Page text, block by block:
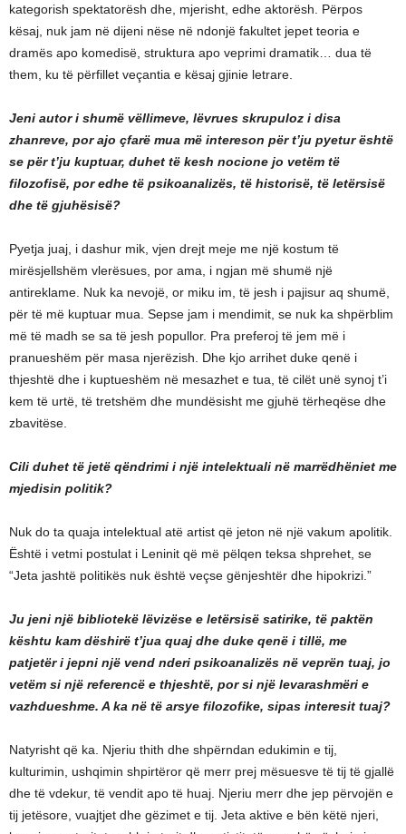
kategorish spektatorësh dhe, mjerisht, edhe aktorësh. Përpos
kësaj, nuk jam në dijeni nëse në ndonjë fakultet jepet teoria e
dramës apo komedisë, struktura apo veprimi dramatik… dua të
them, ku të përfillet veçantia e kësaj gjinie letrare.
Jeni autor i shumë vëllimeve, lëvrues skrupuloz i disa
zhanreve, por ajo çfarë mua më intereson për t’ju pyetur është
se për t’ju kuptuar, duhet të kesh nocione jo vetëm të
filozofisë, por edhe të psikoanalizës, të historisë, të letërsisë
dhe të gjuhësisë?
Pyetja juaj, i dashur mik, vjen drejt meje me një kostum të
mirësjellshëm vlerësues, por ama, i ngjan më shumë një
antireklame. Nuk ka nevojë, or miku im, të jesh i pajisur aq shumë,
për të më kuptuar mua. Sepse jam i mendimit, se nuk ka shpërblim
më të madh se sa të jesh popullor. Pra preferoj të jem më i
pranueshëm për masa njerëzish. Dhe kjo arrihet duke qenë i
thjeshtë dhe i kuptueshëm në mesazhet e tua, të cilët unë synoj t’i
kem të urtë, të tretshëm dhe mundësisht me gjuhë tërheqëse dhe
zbavitëse.
Cili duhet të jetë qëndrimi i një intelektuali në marrëdhëniet me
mjedisin politik?
Nuk do ta quaja intelektual atë artist që jeton në një vakum apolitik.
Është i vetmi postulat i Leninit që më pëlqen teksa shprehet, se
“Jeta jashtë politikës nuk është veçse gënjeshtër dhe hipokrizi.”
Ju jeni një bibliotekë lëvizëse e letërsisë satirike, të paktën
kështu kam dëshirë t’jua quaj dhe duke qenë i tillë, me
patjetër i jepni një vend nderi psikoanalizës në veprën tuaj, jo
vetëm si një referencë e thjeshtë, por si një levarashmëri e
vazhdueshme. A ka në të arsye filozofike, sipas interesit tuaj?
Natyrisht që ka. Njeriu thith dhe shpërndan edukimin e tij,
kulturimin, ushqimin shpirtëror që merr prej mësuesve të tij të gjallë
dhe të vdekur, të vendit apo të huaj. Njeriu merr dhe jep përvojën e
tij jetësore, vuajtjet dhe gëzimet e tij. Jeta aktive e bën këtë njeri,